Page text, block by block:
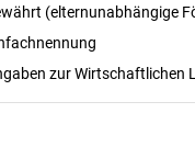
(elternunabhängige
zur Wirtschaftlichen